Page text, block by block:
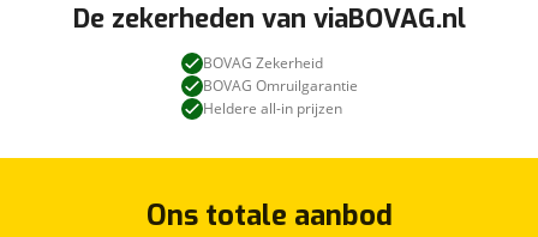
De zekerheden van viaBOVAG.nl
BOVAG Zekerheid
BOVAG Omruilgarantie
Heldere all-in prijzen
Ons totale aanbod